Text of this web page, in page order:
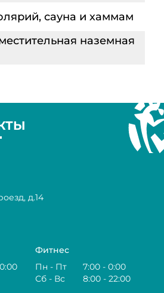
сауна и хаммам
наземная
д.14
Фитнес
Пн - Пт
7:00 - 0:00
Сб - Вс
8:00 - 22:00